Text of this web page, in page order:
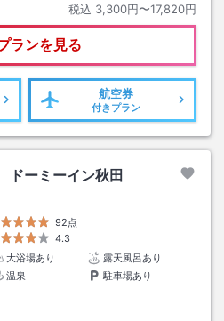
税込 3,300円〜17,820円
ランを見る
航空券
付きプラン
ーミーイン秋田
92点
4.3
大浴場あり
露天風呂あり
温泉
駐車場あり